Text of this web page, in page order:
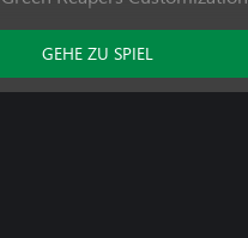
Force Romanda
Pack
GEHE ZU SPIEL